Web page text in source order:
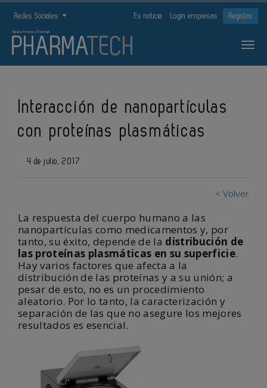
Redes Sociales Es noticia Login empresas Registro
Interacción de nanopartículas
con proteínas plasmáticas
4 de julio, 2017
< Volver
La respuesta del cuerpo humano a las
nanopartículas como medicamentos y, por
tanto, su éxito, depende de la distribución de
las proteínas plasmáticas en su superficie.
Hay varios factores que afecta a la
distribución de las proteínas y a su unión; a
pesar de esto, no es un procedimiento
aleatorio. Por lo tanto, la caracterización y
separación de las que no asegure los mejores
resultados es esencial.